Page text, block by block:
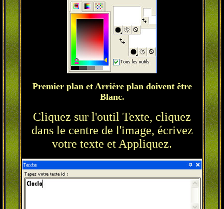
Premier plan et Arrière plan doivent être
Blanc.
Cliquez sur l'outil Texte, cliquez
dans le centre de l'image, écrivez
votre texte et Appliquez.